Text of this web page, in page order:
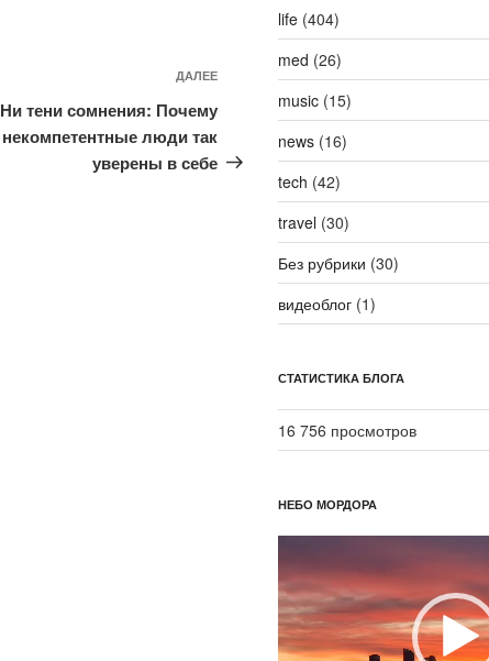
Следующая
запись
ДАЛЕЕ
Ни тени сомнения: Почему
некомпетентные люди так
уверены в себе
life(404)
med (26)
music(15)
news(16)
tech (42)
travel(30)
Без рубрики (30)
видеоблог(1)
СТАТИСТИКА БЛОГА
16 756 просмотров
НЕБО МОРДОРА